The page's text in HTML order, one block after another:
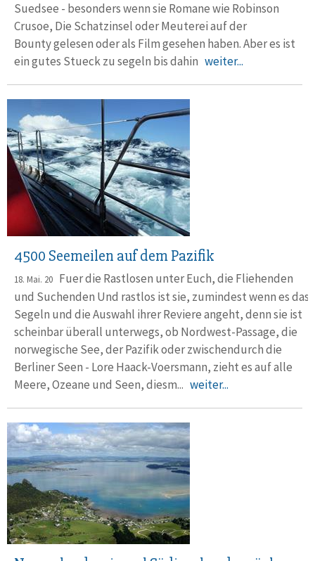
Suedsee - besonders wenn sie Romane wie Robinson
Crusoe, Die Schatzinsel oder Meuterei auf der
Bounty gelesen oder als Film gesehen haben. Aber es ist
ein gutes Stueck zu segeln bis dahin weiter...
4500 Seemeilen auf dem Pazifik
18. Mai. 20 Fuer die Rastlosen unter Euch, die Fliehenden
und Suchenden Und rastlos ist sie, zumindest wenn es das
Segeln und die Auswahl ihrer Reviere angeht, denn sie ist
scheinbar überall unterwegs, ob Nordwest-Passage, die
norwegische See, der Pazifik oder zwischendurch die
Berliner Seen - Lore Haack-Voersmann, zieht es auf alle
Meere, Ozeane und Seen, diesm... weiter...